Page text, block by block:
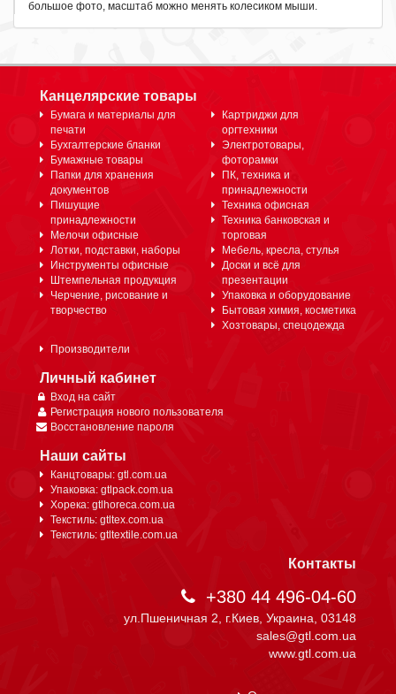
большое фото, масштаб можно менять колесиком мыши.
Канцелярские товары
Бумага и материалы для
печати
Бухгалтерские бланки
Бумажные товары
Папки для хранения
документов
Пишущие
принадлежности
Мелочи офисные
Лотки, подставки, наборы
Инструменты офисные
Штемпельная продукция
Черчение, рисование и
творчество
Картриджи для
оргтехники
Электротовары,
фоторамки
ПК, техника и
принадлежности
Техника офисная
Техника банковская и
торговая
Мебель, кресла, стулья
Доски и всё для
презентации
Упаковка и оборудование
Бытовая химия, косметика
Хозтовары, спецодежда
Производители
Личный кабинет
Вход на сайт
Регистрация нового пользователя
Восстановление пароля
Наши сайты
Канцтовары: gtl.com.ua
Упаковка: gtlpack.com.ua
Хорека: gtlhoreca.com.ua
Текстиль: gtltex.com.ua
Текстиль: gtltextile.com.ua
Контакты
+380 44 496-04-60
ул.Пшеничная 2, г.Киев, Украина, 03148
sales@gtl.com.ua
www.gtl.com.ua